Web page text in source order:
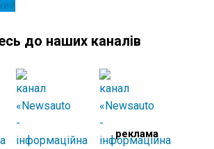
до наших каналів
реклама